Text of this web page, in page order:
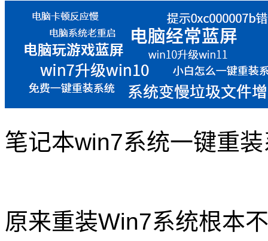
笔记本win7系统一键重
原来重装Win7系统根本